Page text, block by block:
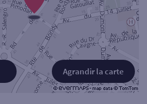
Agrandir la carte